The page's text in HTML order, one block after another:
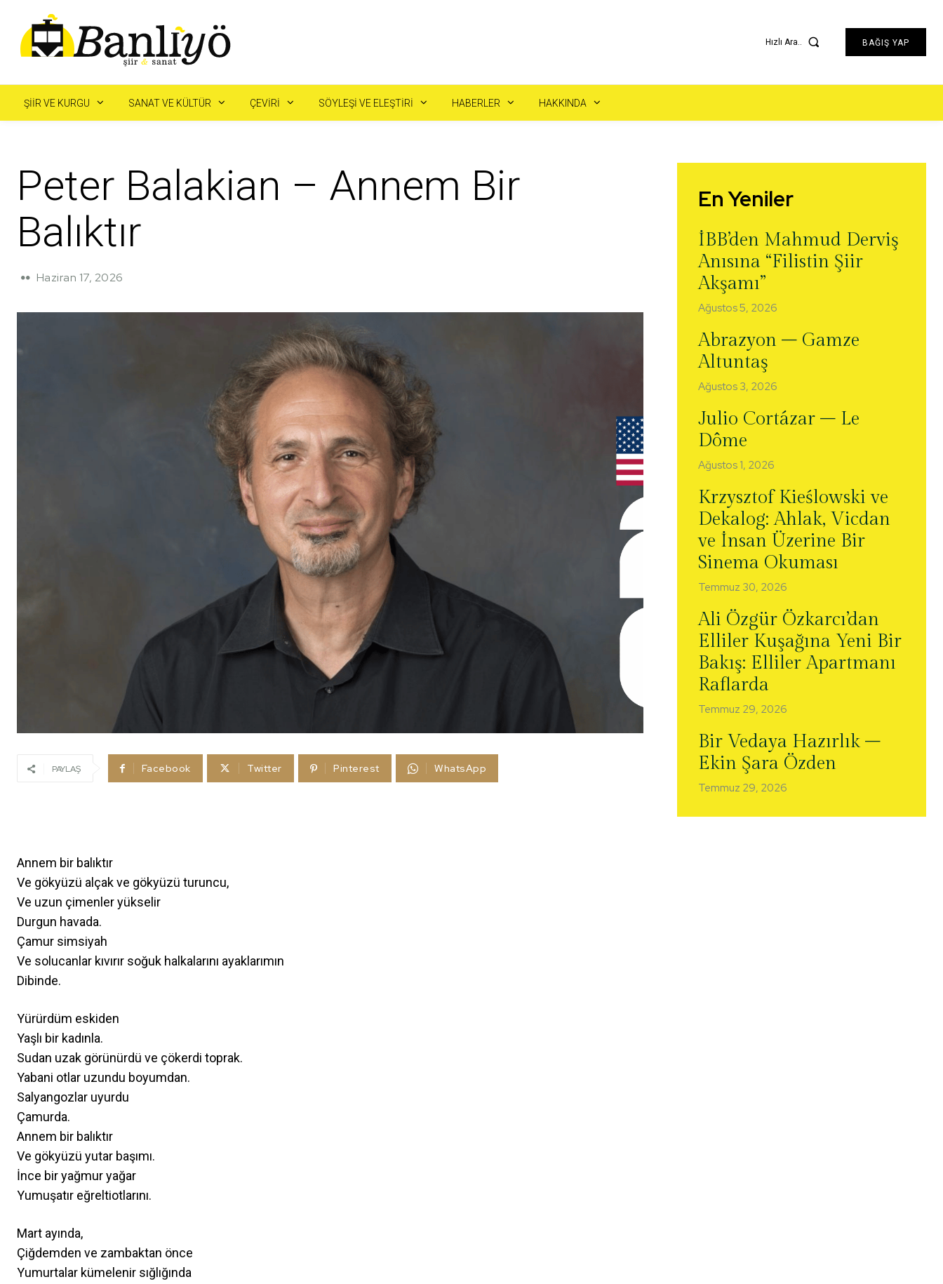
Hızlı Ara.. BAĞIŞ YAP
ŞIIR VE KURGU SANAT VE KÜLTÜR ÇEVIRI SÖYLEŞI VE ELEŞTIRI HABERLER HAKKINDA
Peter Balakian – Annem Bir
Balıktır
Haziran 17, 2026
PAYLAŞ Facebook Twitter Pinterest WhatsApp
Annem bir balıktır
Ve gökyüzü alçak ve gökyüzü turuncu,
Ve uzun çimenler yükselir
Durgun havada.
Çamur simsiyah
Ve solucanlar kıvırır soğuk halkalarını ayaklarımın
Dibinde.
Yürürdüm eskiden
Yaşlı bir kadınla.
Sudan uzak görünürdü ve çökerdi toprak.
Yabani otlar uzundu boyumdan.
Salyangozlar uyurdu
Çamurda.
Annem bir balıktır
Ve gökyüzü yutar başımı.
İnce bir yağmur yağar
Yumuşatır eğreltiotlarını.
Mart ayında,
Çiğdemden ve zambaktan önce
Yumurtalar kümelenir sığlığında
En Yeniler
İBB’den Mahmud Derviş
Anısına “Filistin Şiir
Akşamı”
Ağustos 5, 2026
Abrazyon – Gamze
Altuntaş
Ağustos 3, 2026
Julio Cortázar – Le
Dôme
Ağustos 1, 2026
Krzysztof Kieślowski ve
Dekalog: Ahlak, Vicdan
ve İnsan Üzerine Bir
Sinema Okuması
Temmuz 30, 2026
Ali Özgür Özkarcı’dan
Elliler Kuşağına Yeni Bir
Bakış: Elliler Apartmanı
Raflarda
Temmuz 29, 2026
Bir Vedaya Hazırlık –
Ekin Şara Özden
Temmuz 29, 2026